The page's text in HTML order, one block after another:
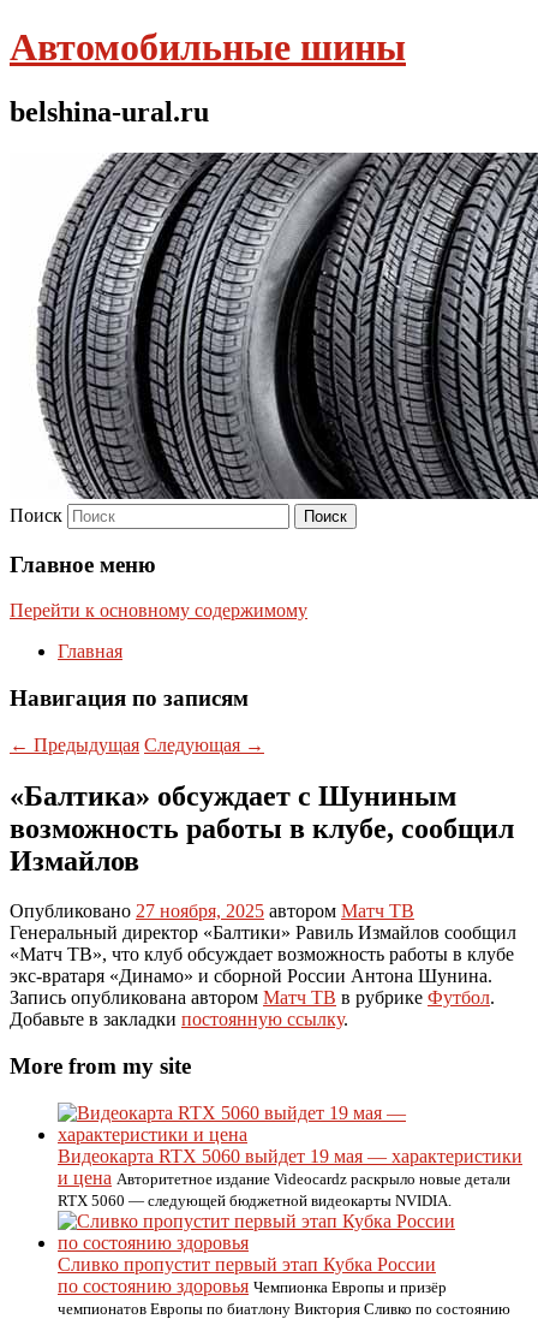
Автомобильные шины
belshina-ural.ru
Поиск
Главное меню
Перейти к основному содержимому
Главная
Навигация по записям
← Предыдущая Следующая →
«Балтика» обсуждает с Шуниным
возможность работы в клубе, сообщил
Измайлов
Опубликовано 27 ноября, 2025 автором Матч ТВ
Генеральный директор «Балтики» Равиль Измайлов сообщил
«Матч ТВ», что клуб обсуждает возможность работы в клубе
экс‑вратаря «Динамо» и сборной России Антона Шунина.
Запись опубликована автором Матч ТВ в рубрике Футбол.
Добавьте в закладки постоянную ссылку.
More from my site
Видеокарта RTX 5060 выйдет 19 мая — характеристики
и цена Авторитетное издание Videocardz раскрыло новые детали
RTX 5060 — следующей бюджетной видеокарты NVIDIA.
Сливко пропустит первый этап Кубка России
по состоянию здоровья Чемпионка Европы и призёр
чемпионатов Европы по биатлону Виктория Сливко по состоянию